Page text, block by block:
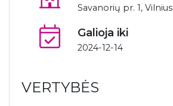
Savanorių pr. 1, Vilnius
Galioja iki
2024-12-14
VERTYBĖS